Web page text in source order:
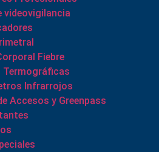
videovigilancia
Fiebre
Termográficas
Infrarrojos
Accesos y Greenpass